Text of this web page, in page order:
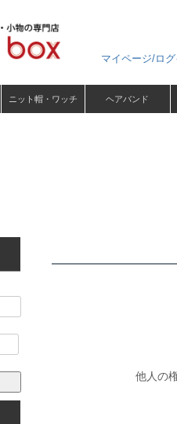
マイページ/ログ
ニット帽・ワッチ ヘアバンド
他人の